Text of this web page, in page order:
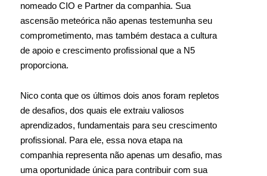
nomeado CIO e Partner da companhia. Sua
ascensão meteórica não apenas testemunha seu
comprometimento, mas também destaca a cultura
de apoio e crescimento profissional que a N5
proporciona.
Nico conta que os últimos dois anos foram repletos
de desafios, dos quais ele extraiu valiosos
aprendizados, fundamentais para seu crescimento
profissional. Para ele, essa nova etapa na
companhia representa não apenas um desafio, mas
uma oportunidade única para contribuir com sua